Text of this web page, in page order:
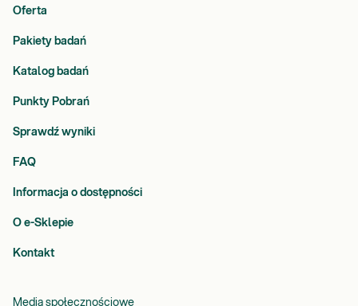
Oferta
Pakiety badań
Katalog badań
Punkty Pobrań
Sprawdź wyniki
FAQ
Informacja o dostępności
O e-Sklepie
Kontakt
Media społecznościowe